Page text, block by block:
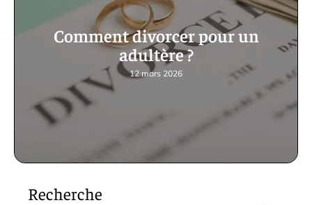
Comment divorcer pour un
adultère ?
12 mars 2026
Recherche